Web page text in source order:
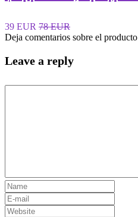
39 EUR 78 EUR
Deja comentarios sobre el producto
Leave a reply